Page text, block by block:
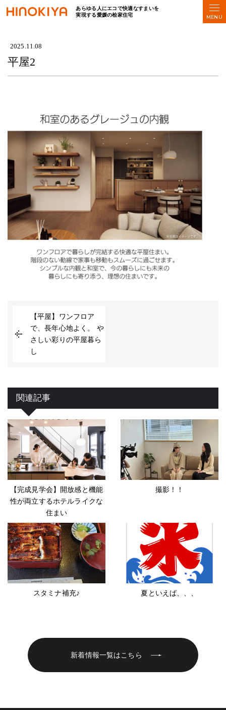
あらゆる人にエコで快適なすまいを
実現する愛媛の桧家住宅
2025.11.08
平屋2
【平屋】ワンフロア
で、長年心地よく。 や
さしい彩りの平屋暮ら
し
関連記事
【完成見学会】開放感と機能
性が両立するホテルライクな
住まい
撮影！！
スタミナ補充♪ 夏といえば、、、
新着情報一覧はこちら